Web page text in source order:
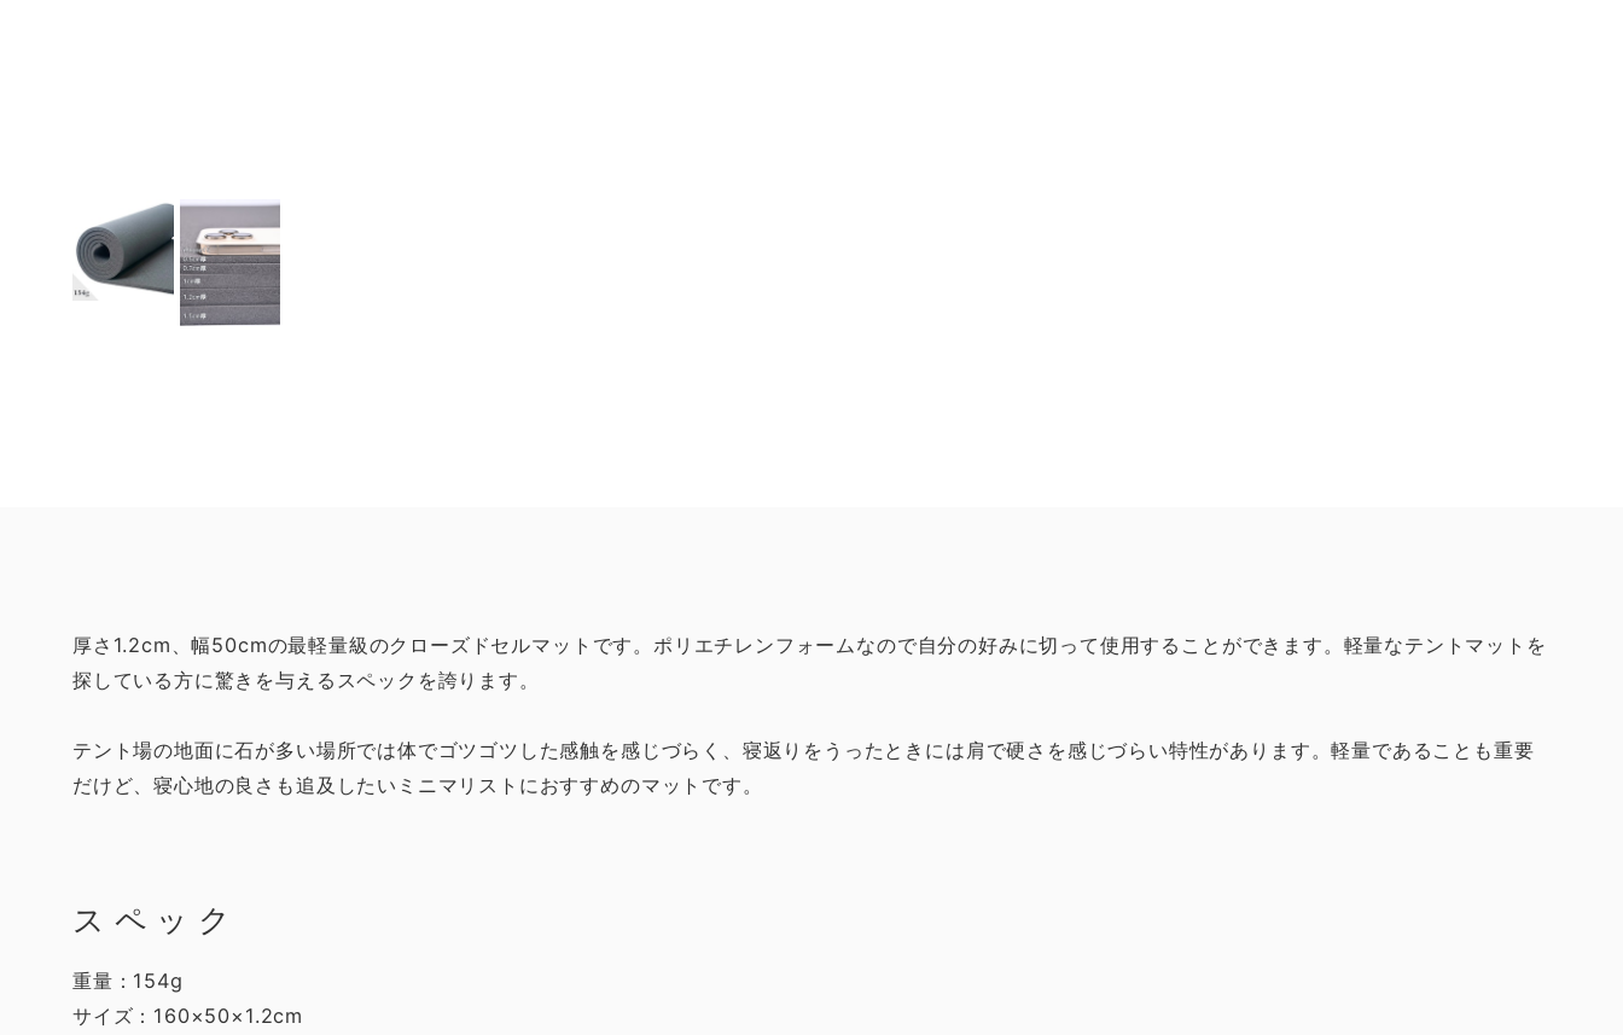
厚さ1.2cm、幅50cmの最軽量級のクローズドセルマットです。ポリエチレンフォームなので自分の好みに切って使用することができます。軽量なテントマットを
探している方に驚きを与えるスペックを誇ります。
テント場の地面に石が多い場所では体でゴツゴツした感触を感じづらく、寝返りをうったときには肩で硬さを感じづらい特性があります。軽量であることも重要
だけど、寝心地の良さも追及したいミニマリストにおすすめのマットです。
スペック
重量：154g
サイズ：160×50×1.2cm